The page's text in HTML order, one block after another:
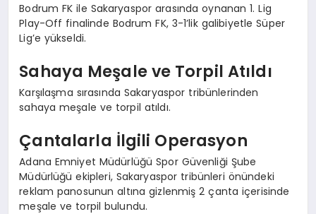
Bodrum FK ile Sakaryaspor arasında oynanan 1. Lig
Play-Off finalinde Bodrum FK, 3-1’lik galibiyetle Süper
Lig’e yükseldi.
Sahaya Meşale ve Torpil Atıldı
Karşılaşma sırasında Sakaryaspor tribünlerinden
sahaya meşale ve torpil atıldı.
Çantalarla İlgili Operasyon
Adana Emniyet Müdürlüğü Spor Güvenliği Şube
Müdürlüğü ekipleri, Sakaryaspor tribünleri önündeki
reklam panosunun altına gizlenmiş 2 çanta içerisinde
meşale ve torpil bulundu.